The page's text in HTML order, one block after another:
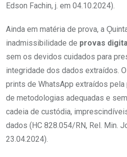
Edson Fachin, j. em 04.10.2024).
Ainda em matéria de prova, a
inadmissibilidade de provas
sem os devidos cuidados para
integridade dos dados extraídos.
prints de WhatsApp extraídos
de metodologias adequadas e
cadeia de custódia,
dados (HC 828.054/RN, Rel. Min.
23.04.2024).